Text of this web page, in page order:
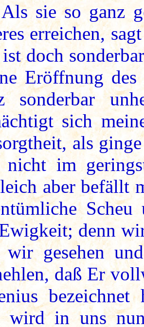
Als sie so ganz
erreichen,
doch
Eröffnung
sonderbar
sich
als
nicht im
aber befällt
denn
wir gesehen
daß Er
wird in uns nun